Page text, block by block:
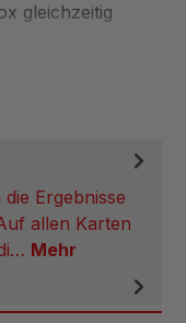
gleichzeitig
Ergebnisse
allen Karten
Mehr